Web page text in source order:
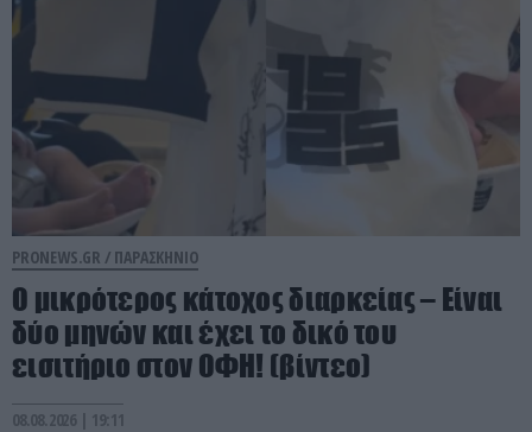
PRONEWS.GR / ΠΑΡΑΣΚΗΝΙΟ
Ο μικρότερος κάτοχος διαρκείας – Είναι
δύο μηνών και έχει το δικό του
εισιτήριο στον ΟΦΗ! (βίντεο)
08.08.2026 | 19:11